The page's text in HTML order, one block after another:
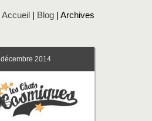
Accueil Blog | Archives
décembre 2014